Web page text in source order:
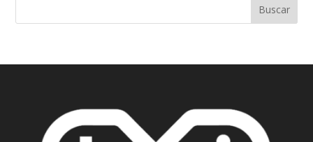
Buscar